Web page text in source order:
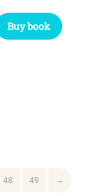
Buy book
48 49 →